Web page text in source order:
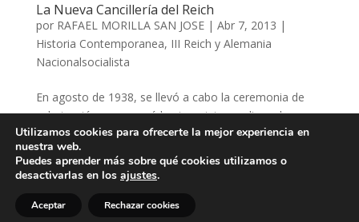
La Nueva Cancillería del Reich
por RAFAEL MORILLA SAN JOSE| Abr 7, 2013 |
Historia Contemporanea, III Reich y Alemania
Nacionalsocialista
En agosto de 1938, se llevó a cabo la ceremonia de
culminación que marcó la etapa intermedia en la
construcción de la Nueva Cancillería del Reich de Adolf
Hitler en Berlín. Construida para durar mil años, en
menos de siete yacía en ruinas con el cadáver
Utilizamos cookies para ofrecerte la mejor experiencia en
nuestra web.
Puedes aprender más sobre qué cookies utilizamos o
desactivarlas en los ajustes.
Aceptar Rechazar cookies